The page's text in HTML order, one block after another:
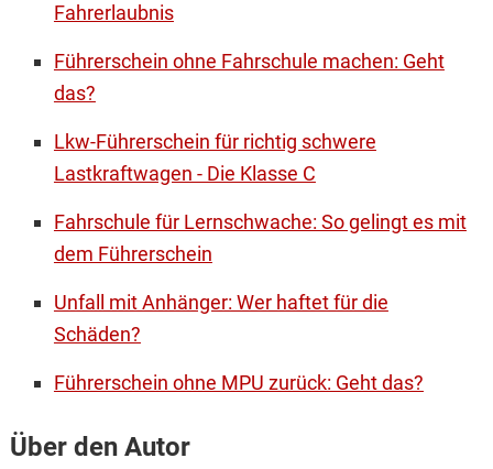
Fahrerlaubnis
Führerschein ohne Fahrschule machen: Geht
das?
Lkw-Führerschein für richtig schwere
Lastkraftwagen - Die Klasse C
Fahrschule für Lernschwache: So gelingt es mit
dem Führerschein
Unfall mit Anhänger: Wer haftet für die
Schäden?
Führerschein ohne MPU zurück: Geht das?
Über den Autor